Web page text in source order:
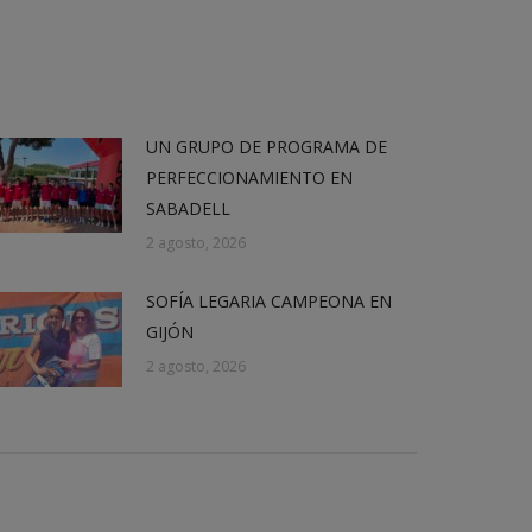
UN GRUPO DE PROGRAMA DE
PERFECCIONAMIENTO EN
SABADELL
2 agosto, 2026
SOFÍA LEGARIA CAMPEONA EN
GIJÓN
2 agosto, 2026